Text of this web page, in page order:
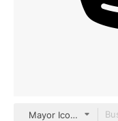
Mayor Icons black fill